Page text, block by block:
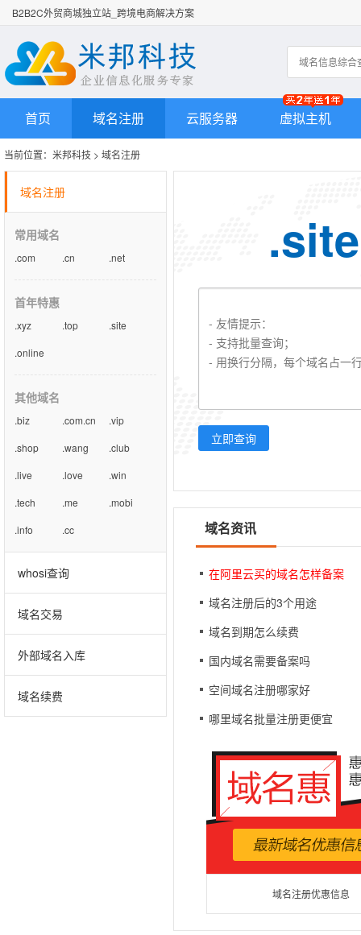
B2B2C外贸商城独立站_跨境电商解决方案
首页 域名注册 云服务器 虚拟主机
当前位置： 米邦科技 > 域名注册
.site
立即查询
域名资讯
在阿里云买的域名怎样备案
域名注册后的3个用途
域名到期怎么续费
国内域名需要备案吗
空间域名注册哪家好
哪里域名批量注册更便宜
域名注册优惠信息
域名注册
常用域名
.com .cn .net
首年特惠
.xyz .top
.site
.online
其他域名
.biz .com.cn
.vip
.shop
.wang
.club
.live
.love
.win
.tech
.me
.mobi
.info
.cc
whosi查询
域名交易
外部域名入库
域名续费